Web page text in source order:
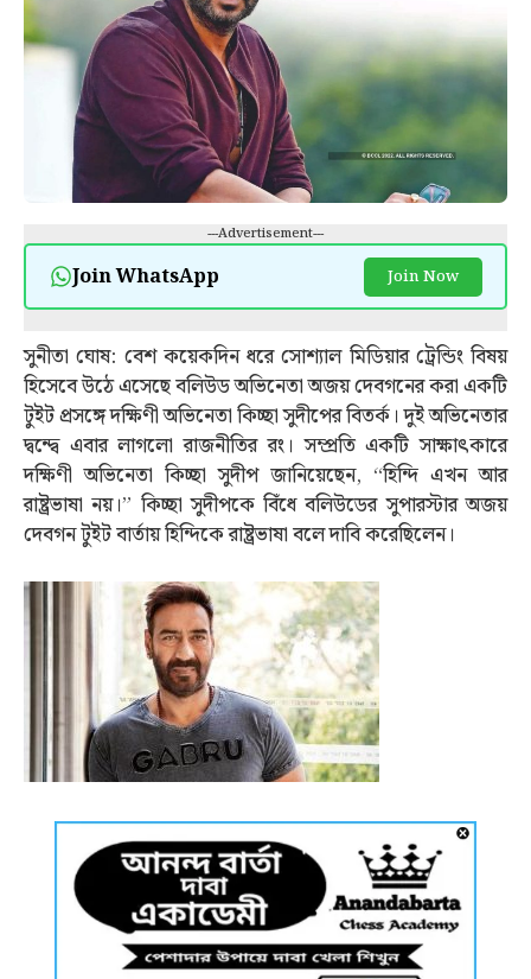
---Advertisement---
Join WhatsApp Join Now
সুনীতা ঘোষ: বেশ কয়েকদিন ধরে সোশ্যাল মিডিয়ার ট্রেন্ডিং বিষয়
হিসেবে উঠে এসেছে বলিউড অভিনেতা অজয় দেবগনের করা একটি
টুইট প্রসঙ্গে দক্ষিণী অভিনেতা কিচ্ছা সুদীপের বিতর্ক। দুই অভিনেতার
দ্বন্দ্বে এবার লাগলো রাজনীতির রং। সম্প্রতি একটি সাক্ষাৎকারে
দক্ষিণী অভিনেতা কিচ্ছা সুদীপ জানিয়েছেন, “হিন্দি এখন আর
রাষ্ট্রভাষা নয়।” কিচ্ছা সুদীপকে বিঁধে বলিউডের সুপারস্টার অজয়
দেবগন টুইট বার্তায় হিন্দিকে রাষ্ট্রভাষা বলে দাবি করেছিলেন।